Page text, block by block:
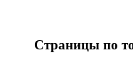
Страницы по